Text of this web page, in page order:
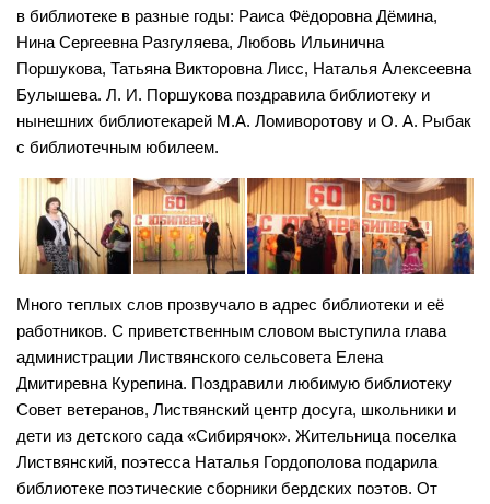
Сельская библиотека п. Керамкомбинат №28
Китернинская сельская библиотека №15
Лебедевская сельская библиотека №33
Легостаевская сельская библиотека №4
Линевская детская библиотека №31
Листвянская сельская библиотека №39
М-С
Маякская сельская библиотека №40
Морозовская сельская библиотека №17
Мостовская сельская библиотека №18
Новолоктевская сельская библиотека №19
Новососедовская сельская библиотека №20
Преображенская сельская библиотека №32
в библиотеке в разные годы: Раиса Фёдоровна Дёмина,
Нина Сергеевна Разгуляева, Любовь Ильинична
Поршукова, Татьяна Викторовна Лисс, Наталья Алексеевна
Булышева. Л. И. Поршукова поздравила библиотеку и
нынешних библиотекарей М.А. Ломиворотову и О. А. Рыбак
с библиотечным юбилеем.
Много теплых слов прозвучало в адрес библиотеки и её
работников. С приветственным словом выступила глава
администрации Листвянского сельсовета Елена
Дмитиревна Курепина. Поздравили любимую библиотеку
Совет ветеранов, Листвянский центр досуга, школьники и
дети из детского сада «Сибирячок». Жительница поселка
Листвянский, поэтесса Наталья Гордополова подарила
библиотеке поэтические сборники бердских поэтов. От